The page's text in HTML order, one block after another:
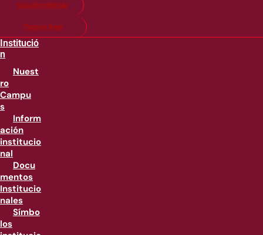
Guía de matricula
Pago en línea
Institució
n
Nuest
ro
Campu
s
Inform
ación
institucio
nal
Docu
mentos
Institucio
nales
Símbo
los